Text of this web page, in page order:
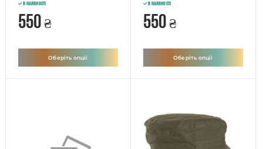
В наявності
550 ₴
Оберіть опції
В наявності
550 ₴
Оберіть опції